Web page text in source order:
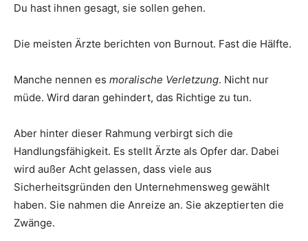
Du hast ihnen gesagt, sie sollen gehen.
Die meisten Ärzte berichten von Burnout. Fast die Hälfte.
Manche nennen es moralische Verletzung. Nicht nur
müde. Wird daran gehindert, das Richtige zu tun.
Aber hinter dieser Rahmung verbirgt sich die
Handlungsfähigkeit. Es stellt Ärzte als Opfer dar. Dabei
wird außer Acht gelassen, dass viele aus
Sicherheitsgründen den Unternehmensweg gewählt
haben. Sie nahmen die Anreize an. Sie akzeptierten die
Zwänge.